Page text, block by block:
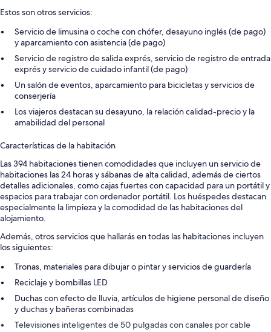
Estos son otros servicios:
Servicio de limusina o coche con chófer, desayuno inglés (de pago)
y aparcamiento con asistencia (de pago)
Servicio de registro de salida exprés, servicio de registro de entrada
exprés y servicio de cuidado infantil (de pago)
Un salón de eventos, aparcamiento para bicicletas y servicios de
conserjería
Los viajeros destacan su desayuno, la relación calidad-precio y la
amabilidad del personal
Características de la habitación
Las 394 habitaciones tienen comodidades que incluyen un servicio de
habitaciones las 24 horas y sábanas de alta calidad, además de ciertos
detalles adicionales, como cajas fuertes con capacidad para un portátil y
espacios para trabajar con ordenador portátil. Los huéspedes destacan
especialmente la limpieza y la comodidad de las habitaciones del
alojamiento.
Además, otros servicios que hallarás en todas las habitaciones incluyen
los siguientes:
Tronas, materiales para dibujar o pintar y servicios de guardería
Reciclaje y bombillas LED
Duchas con efecto de lluvia, artículos de higiene personal de diseño
y duchas y bañeras combinadas
Televisiones inteligentes de 50 pulgadas con canales por cable